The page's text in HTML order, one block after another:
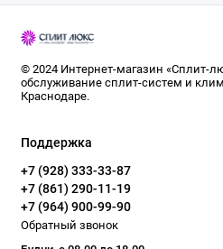
© 2024 Интернет-магазин «Сплит-
обслуживание сплит-систем и
Краснодаре.
Поддержка
+7 (928) 333-33-87
+7 (861) 290-11-19
+7 (964) 900-99-90
Обратный звонок